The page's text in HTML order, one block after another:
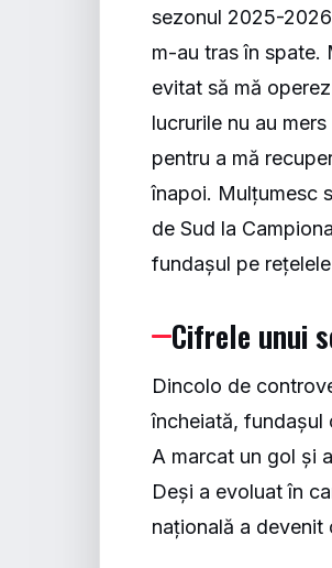
sezonul 2025-
m-au tras în spate.
evitat să mă
lucrurile nu au
pentru a mă
înapoi. Mulțumesc
de Sud la
fundașul pe
Cifrele unui
Dincolo de
încheiată, fundașul
A marcat un gol și
Deși a evoluat în
națională a devenit